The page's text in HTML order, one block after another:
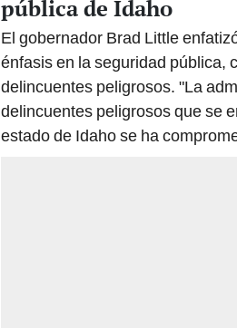
pública de Idaho
El gobernador Brad Little
énfasis en la seguridad pública,
delincuentes peligrosos. "La
delincuentes peligrosos que se
estado de Idaho se ha